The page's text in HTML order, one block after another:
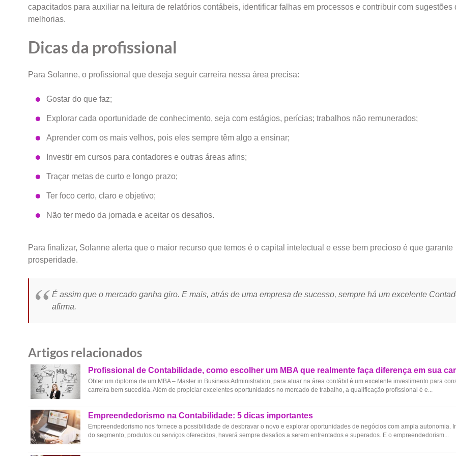
capacitados para auxiliar na leitura de relatórios contábeis, identificar falhas em processos e contribuir com sugestões
melhorias.
Dicas da profissional
Para Solanne, o profissional que deseja seguir carreira nessa área precisa:
Gostar do que faz;
Explorar cada oportunidade de conhecimento, seja com estágios, perícias; trabalhos não remunerados;
Aprender com os mais velhos, pois eles sempre têm algo a ensinar;
Investir em cursos para contadores e outras áreas afins;
Traçar metas de curto e longo prazo;
Ter foco certo, claro e objetivo;
Não ter medo da jornada e aceitar os desafios.
Para finalizar, Solanne alerta que o maior recurso que temos é o capital intelectual e esse bem precioso é que garante
prosperidade.
É assim que o mercado ganha giro. E mais, atrás de uma empresa de sucesso, sempre há um excelente
afirma.
Artigos relacionados
Profissional de Contabilidade, como escolher um MBA que realmente faça diferença em sua
Obter um diploma de um MBA – Master in Business Administration, para atuar na área contábil é um excelente investimento para
carreira bem sucedida. Além de propiciar excelentes oportunidades no mercado de trabalho, a qualificação profissional é e...
Empreendedorismo na Contabilidade: 5 dicas importantes
Empreendedorismo nos fornece a possibilidade de desbravar o novo e explorar oportunidades de negócios com ampla autonomia.
do segmento, produtos ou serviços oferecidos, haverá sempre desafios a serem enfrentados e superados. E o empreendedorism...